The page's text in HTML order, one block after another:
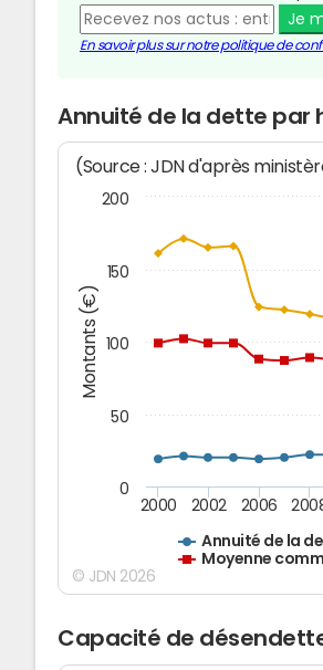
Je
En savoir plus sur notre politique de
Annuité de la dette par
Montants (€)
(Source : JDN d'après
Annuité de la
Moyenne
2000 2002 2006
0
50
100
150
200
© JDN 2026
Capacité de